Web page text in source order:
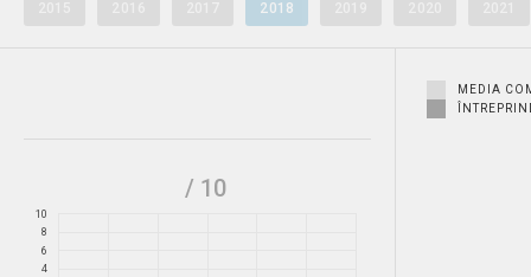
2018
/ 10
4
6
8
10
MEDIA